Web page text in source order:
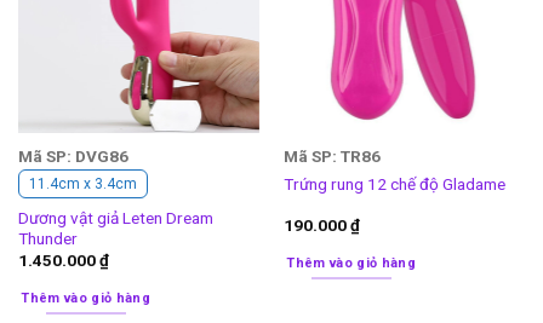
Mã SP: DVG86
11.4cm x 3.4cm
Dương vật giả Leten Dream
Thunder
1.450.000₫
Thêm vào giỏ hàng
Mã SP: TR86
Trứng rung 12 chế độ Gladame
190.000₫
Thêm vào giỏ hàng